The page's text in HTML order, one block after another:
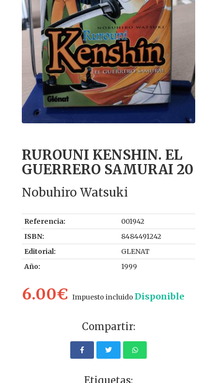
RUROUNI KENSHIN. EL
GUERRERO SAMURAI 20
Nobuhiro Watsuki
Referencia:
001942
ISBN:
8484491242
Editorial:
GLENAT
Año:
1999
6.00€ Impuesto incluido Disponible
Compartir:
Etiquetas: